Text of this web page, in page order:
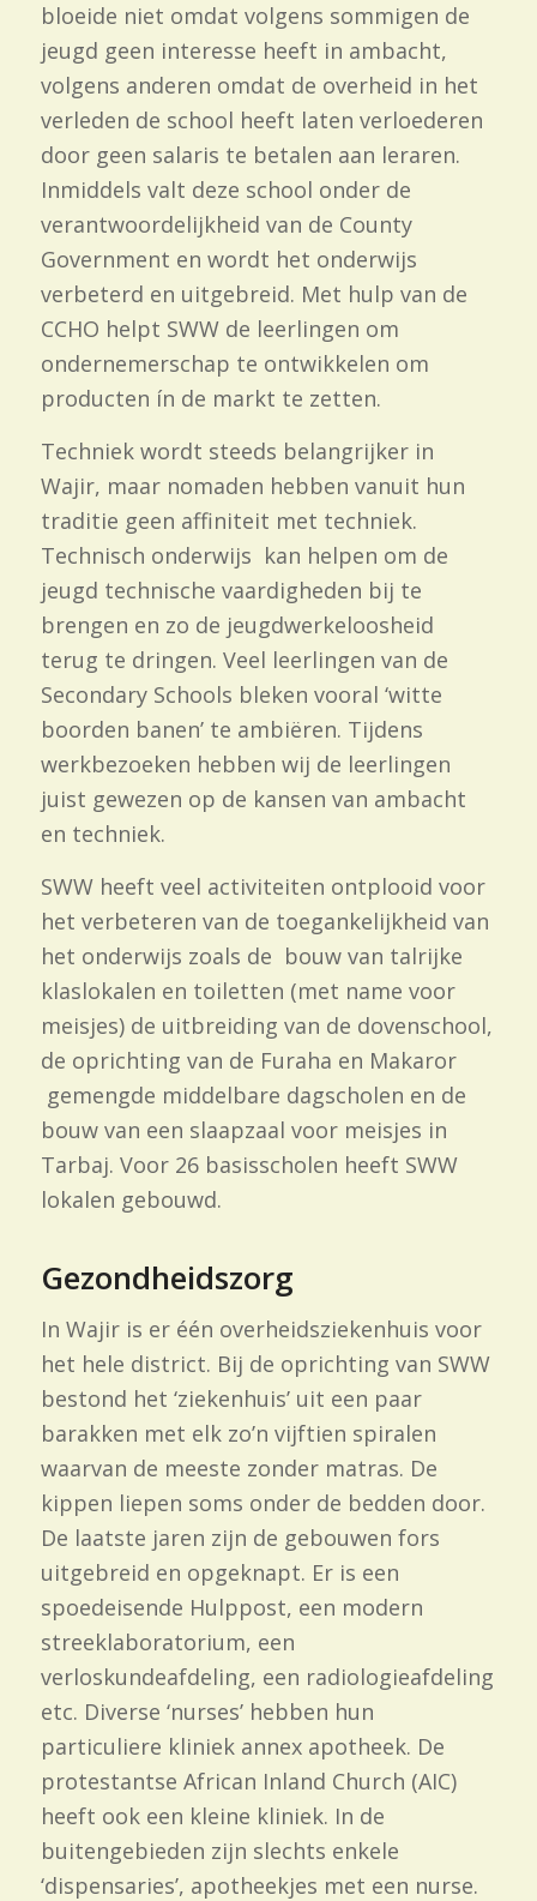
bloeide niet omdat volgens sommigen de
jeugd geen interesse heeft in ambacht,
volgens anderen omdat de overheid in het
verleden de school heeft laten verloederen
door geen salaris te betalen aan leraren.
Inmiddels valt deze school onder de
verantwoordelijkheid van de County
Government en wordt het onderwijs
verbeterd en uitgebreid. Met hulp van de
CCHO helpt SWW de leerlingen om
ondernemerschap te ontwikkelen om
producten ín de markt te zetten.
Techniek wordt steeds belangrijker in
Wajir, maar nomaden hebben vanuit hun
traditie geen affiniteit met techniek.
Technisch onderwijs kan helpen om de
jeugd technische vaardigheden bij te
brengen en zo de jeugdwerkeloosheid
terug te dringen. Veel leerlingen van de
Secondary Schools bleken vooral ‘witte
boorden banen’ te ambiëren. Tijdens
werkbezoeken hebben wij de leerlingen
juist gewezen op de kansen van ambacht
en techniek.
SWW heeft veel activiteiten ontplooid voor
het verbeteren van de toegankelijkheid van
het onderwijs zoals de bouw van talrijke
klaslokalen en toiletten (met name voor
meisjes) de uitbreiding van de dovenschool,
de oprichting van de Furaha en Makaror
gemengde middelbare dagscholen en de
bouw van een slaapzaal voor meisjes in
Tarbaj. Voor 26 basisscholen heeft SWW
lokalen gebouwd.
Gezondheidszorg
In Wajir is er één overheidsziekenhuis voor
het hele district. Bij de oprichting van SWW
bestond het ‘ziekenhuis’ uit een paar
barakken met elk zo’n vijftien spiralen
waarvan de meeste zonder matras. De
kippen liepen soms onder de bedden door.
De laatste jaren zijn de gebouwen fors
uitgebreid en opgeknapt. Er is een
spoedeisende Hulppost, een modern
streeklaboratorium, een
verloskundeafdeling, een radiologieafdeling
etc. Diverse ‘nurses’ hebben hun
particuliere kliniek annex apotheek. De
protestantse African Inland Church (AIC)
heeft ook een kleine kliniek. In de
buitengebieden zijn slechts enkele
‘dispensaries’, apotheekjes met een nurse.